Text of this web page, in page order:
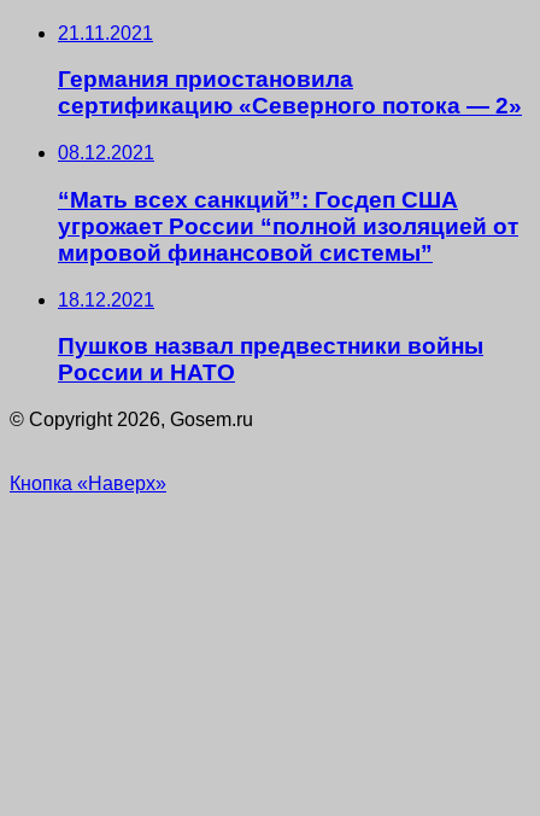
21.11.2021
Германия приостановила
сертификацию «Северного потока — 2»
08.12.2021
“Мать всех санкций”: Госдеп США
угрожает России “полной изоляцией от
мировой финансовой системы”
18.12.2021
Пушков назвал предвестники войны
России и НАТО
© Copyright 2026, Gosem.ru
Кнопка «Наверх»